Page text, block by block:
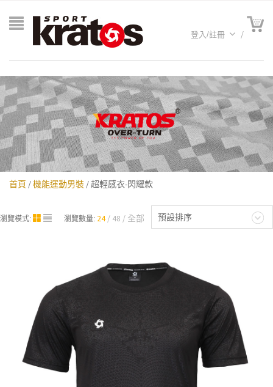
名
登入/註冊
首頁 /機能運動男裝 / 超輕感衣-閃耀款
預設排序
瀏覽模式: 瀏覽數量: 24 48 全部